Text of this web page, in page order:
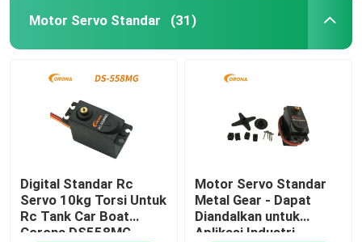
Produk
Motor Servo Standar (31)
Digital Standar Rc
Servo 10kg Torsi Untuk
Rc Tank Car Boat
Corona DS558MG
Motor Servo Standar
Metal Gear - Dapat
Diandalkan untuk
Aplikasi Industri